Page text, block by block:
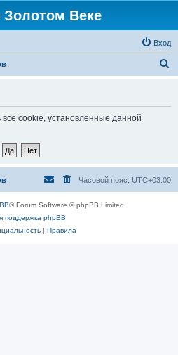
Золотом Веке
Вход
cookie, установленные данной
Часовой пояс: UTC+03:00
® Forum Software © phpBB Limited
поддержка phpBB
| Правила